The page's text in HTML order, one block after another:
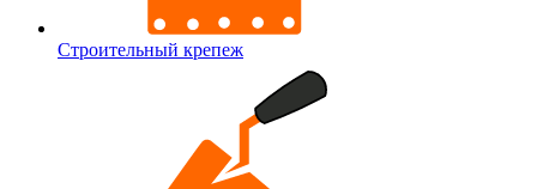
Строительный крепеж